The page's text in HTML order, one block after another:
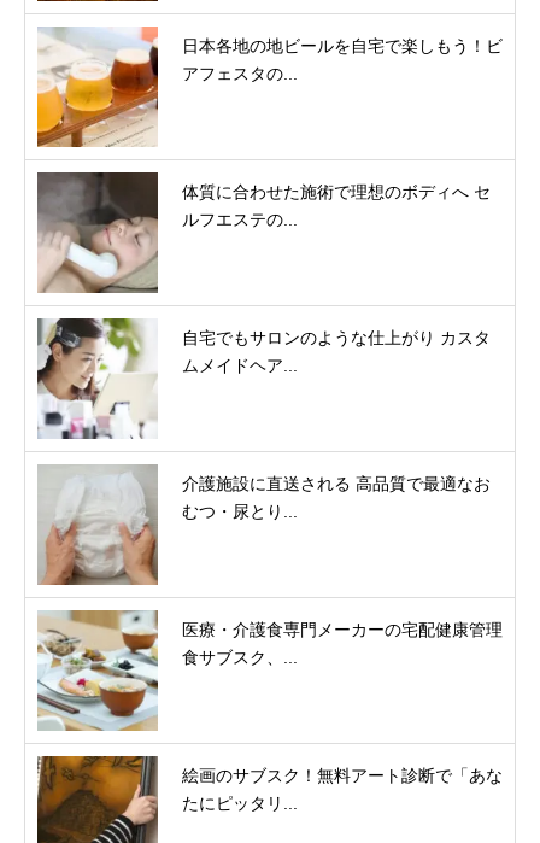
日本各地の地ビールを自宅で楽しもう！ビ
アフェスタの...
体質に合わせた施術で理想のボディへ セ
ルフエステの...
自宅でもサロンのような仕上がり カスタ
ムメイドヘア...
介護施設に直送される 高品質で最適なお
むつ・尿とり...
医療・介護食専門メーカーの宅配健康管理
食サブスク、...
絵画のサブスク！無料アート診断で「あな
たにピッタリ...